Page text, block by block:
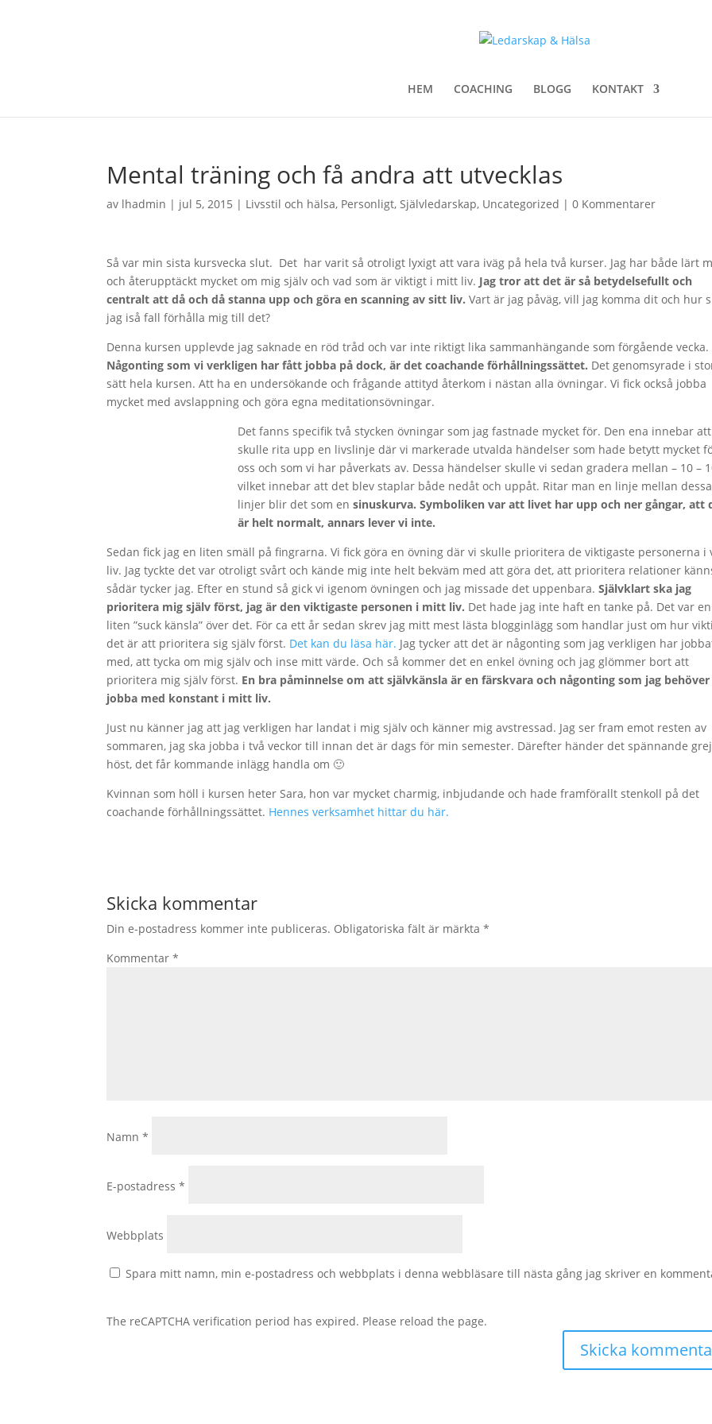
HEM COACHING BLOGG KONTAKT
Mental träning och få andra att utvecklas
av lhadmin | jul 5, 2015 | Livsstil och hälsa, Personligt,Självledarskap, Uncategorized |0 Kommentarer
Så var min sista kursvecka slut. Det har varit så otroligt lyxigt att vara iväg på hela två kurser. Jag har både lärt
och återupptäckt mycket om mig själv och vad som är viktigt i mitt liv. Jag tror att det är så betydelsefullt och
centralt att då och då stanna upp och göra en scanning av sitt liv. Vart är jag påväg, vill jag komma dit och hur
jag iså fall förhålla mig till det?
Denna kursen upplevde jag saknade en röd tråd och var inte riktigt lika sammanhängande som förgående vecka.
Någonting som vi verkligen har fått jobba på dock, är det coachande förhållningssättet. Det genomsyrade i
sätt hela kursen. Att ha en undersökande och frågande attityd återkom i nästan alla övningar. Vi fick också jobba
mycket med avslappning och göra egna meditationsövningar.
Det fanns specifik två stycken övningar som jag fastnade mycket för. Den ena innebar
skulle rita upp en livslinje där vi markerade utvalda händelser som hade betytt mycket
oss och som vi har påverkats av. Dessa händelser skulle vi sedan gradera mellan – 10 –
vilket innebar att det blev staplar både nedåt och uppåt. Ritar man en linje mellan dessa
linjer blir det som en sinuskurva. Symboliken var att livet har upp och ner gångar, att
är helt normalt, annars lever vi inte.
Sedan fick jag en liten smäll på fingrarna. Vi fick göra en övning där vi skulle prioritera de viktigaste personerna i
liv. Jag tyckte det var otroligt svårt och kände mig inte helt bekväm med att göra det, att prioritera relationer
sådär tycker jag. Efter en stund så gick vi igenom övningen och jag missade det uppenbara.Självklart ska jag
prioritera mig själv först, jag är den viktigaste personen i mitt liv. Det hade jag inte haft en tanke på. Det var en
liten ”suck känsla” över det. För ca ett år sedan skrev jag mitt mest lästa blogginlägg som handlar just om hur
det är att prioritera sig själv först. Det kan du läsa här. Jag tycker att det är någonting som jag verkligen har
med, att tycka om mig själv och inse mitt värde. Och så kommer det en enkel övning och jag glömmer bort att
prioritera mig själv först. En bra påminnelse om att självkänsla är en färskvara och någonting som jag behöver
jobba med konstant i mitt liv.
Just nu känner jag att jag verkligen har landat i mig själv och känner mig avstressad. Jag ser fram emot resten av
sommaren, jag ska jobba i två veckor till innan det är dags för min semester. Därefter händer det spännande
höst, det får kommande inlägg handla om 🙂
Kvinnan som höll i kursen heter Sara, hon var mycket charmig, inbjudande och hade framförallt stenkoll på det
coachande förhållningssättet. Hennes verksamhet hittar du här.
Skicka kommentar
Din e-postadress kommer inte publiceras. Obligatoriska fält är märkta*
Kommentar*
Namn*
E-postadress*
Webbplats
Spara mitt namn, min e-postadress och webbplats i denna webbläsare till nästa gång jag skriver en
The reCAPTCHA verification period has expired. Please reload the page.